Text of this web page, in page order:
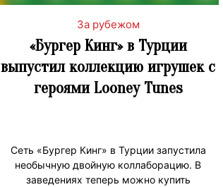
За рубежом
«Бургер Кинг» в Турции
выпустил коллекцию игрушек с
героями Looney Tunes
Сеть «Бургер Кинг» в Турции запустила
необычную двойную коллаборацию. В
заведениях теперь можно купить